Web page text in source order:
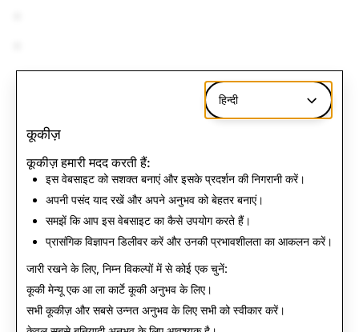
वापस समाचार पर हिन्दी
कूकीज़
कूकीज़ हमारी मदद करती हैं:
इस वेबसाइट को सशक्त बनाएं और इसके प्रदर्शन की निगरानी करें।
अपनी पसंद याद रखें और अपने अनुभव को बेहतर बनाएं।
समझें कि आप इस वेबसाइट का कैसे उपयोग करते हैं।
प्रासंगिक विज्ञापन डिलीवर करें और उनकी प्रभावशीलता का आकलन करें।
जारी रखने के लिए, निम्न विकल्पों में से कोई एक चुनें:
कूकी मेन्यू एक आ ला कार्टे कूकी अनुभव के लिए।
सभी कूकीज़ और सबसे उन्नत अनुभव के लिएसभी को स्वीकार करें।